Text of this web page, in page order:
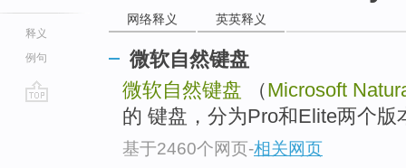
释义
例句
网络释义 英英释义
微软自然键盘
微软自然键盘 （Microsoft
的 键盘，分为Pro和Elite两个版
基于2460个网页-相关网页